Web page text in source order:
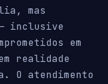
mas
inclusive
em
realidade
O atendimento